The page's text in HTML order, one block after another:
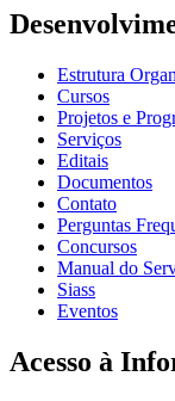
Estrutura
Cursos
Projetos e
Serviços
Editais
Documentos
Contato
Perguntas
Concursos
Manual do
Siass
Eventos
Acesso à